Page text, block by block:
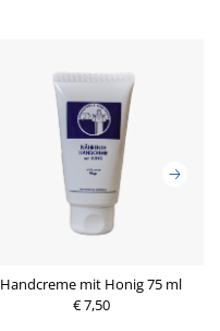
Handcreme mit Honig 75 ml
€ 7,50